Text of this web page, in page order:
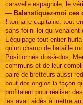
caravelle espagnole, le
— Balanstiquez-moi ces
! tonna le capitaine, tout
sans foi ni loi qui venaient
L’équipage tout entier
qu’un champ de bataille
Positionnés dos-à-dos,
communs et de leur
paire de bretteurs aussi
bout des ongles la façon
profitaient pour réaliser
les avait aidés à mettre